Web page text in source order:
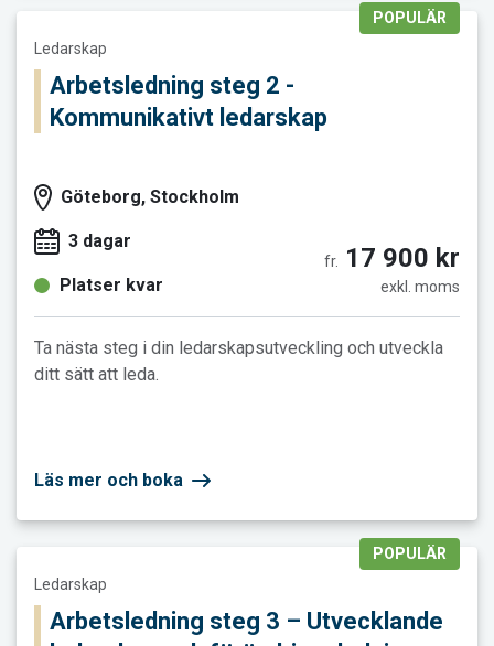
Läs mer och boka Arbetsledning steg 2 - Kommunikativt
POPULÄR
Ledarskap
Arbetsledning steg 2 -
Kommunikativt ledarskap
Göteborg, Stockholm
3 dagar
Platser kvar
fr. 17 900 kr
exkl. moms
Ta nästa steg i din ledarskapsutveckling och utveckla
ditt sätt att leda.
Läs mer och boka
Läs mer och boka Arbetsledning steg 3 – Utvecklande
POPULÄR
Ledarskap
Arbetsledning steg 3 – Utvecklande